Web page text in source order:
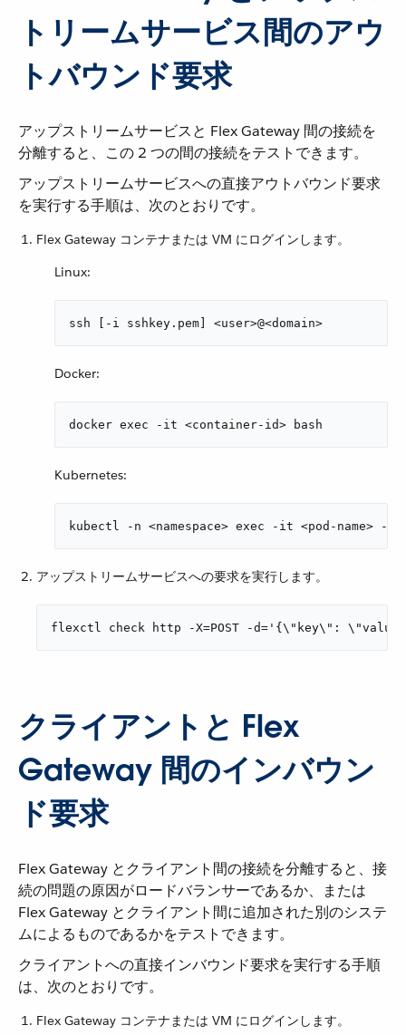
トリームサービス間のアウ
トバウンド要求
アップストリームサービスと Flex Gateway 間の接続を
分離すると、この 2 つの間の接続をテストできます。
アップストリームサービスへの直接アウトバウンド要求
を実行する手順は、次のとおりです。
Flex Gateway コンテナまたは VM にログインします。
Linux:
ssh [-i sshkey.pem] <user>@<domain>
Docker:
docker exec -it <container-id> bash
Kubernetes:
kubectl -n <namespace> exec -it <pod-name> --
アップストリームサービスへの要求を実行します。
flexctl check http -X=POST -d='{\"key\":
クライアントと Flex
Gateway 間のインバウン
ド要求
Flex Gateway とクライアント間の接続を分離すると、接
続の問題の原因がロードバランサーであるか、または
Flex Gateway とクライアント間に追加された別のシステ
ムによるものであるかをテストできます。
クライアントへの直接インバウンド要求を実行する手順
は、次のとおりです。
Flex Gateway コンテナまたは VM にログインします。